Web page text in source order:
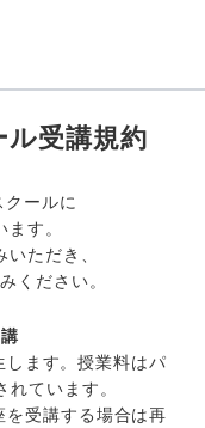
受講規約
ールに
す。
ただき、
ください。
ます。授業料はパ
ています。
受講する場合は再